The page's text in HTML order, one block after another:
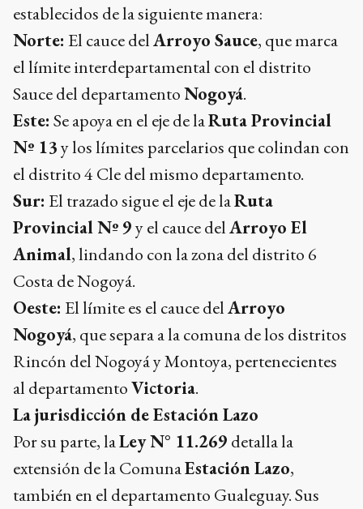
establecidos de la siguiente manera:
Norte: El cauce delArroyo Sauce, que marca
el límite interdepartamental con el distrito
Sauce del departamentoNogoyá.
Este: Se apoya en el eje de laRuta Provincial
Nº 13y los límites parcelarios que colindan con
el distrito 4 Cle del mismo departamento.
Sur: El trazado sigue el eje de laRuta
Provincial Nº 9y el cauce delArroyo El
Animal, lindando con la zona del distrito 6
Costa de Nogoyá.
Oeste: El límite es el cauce delArroyo
Nogoyá, que separa a la comuna de los distritos
Rincón del Nogoyá y Montoya, pertenecientes
al departamentoVictoria.
La jurisdicción de Estación Lazo
Por su parte, laLey N° 11.269 detalla la
extensión de la ComunaEstación Lazo,
también en el departamento Gualeguay. Sus